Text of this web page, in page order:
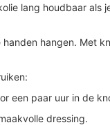
lang houdbaar als
hangen. Met
een paar uur in de
dressing.